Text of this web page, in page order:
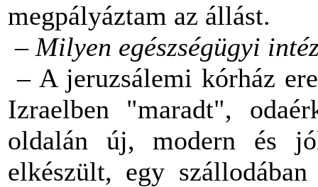
megpályáztam az állást.
– Milyen egészségügyi
– A jeruzsálemi kórház
Izraelben "maradt",
oldalán új, modern és
elkészült, egy